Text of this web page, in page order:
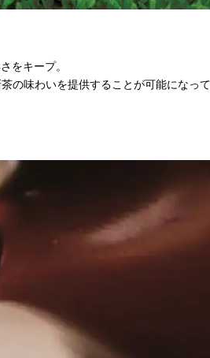
をキープ。
の味わいを提供することが可能になっ